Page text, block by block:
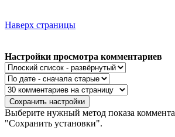
Наверх страницы
Настройки просмотра комментариев
Выберите нужный метод показа
"Сохранить установки".